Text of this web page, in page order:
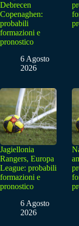
Debrecen
Copenaghen:
probabili
formazioni e
pronostico
6 Agosto
2026
Jagiellonia
Rangers, Europa
League: probabili
formazioni e
pronostico
6 Agosto
2026